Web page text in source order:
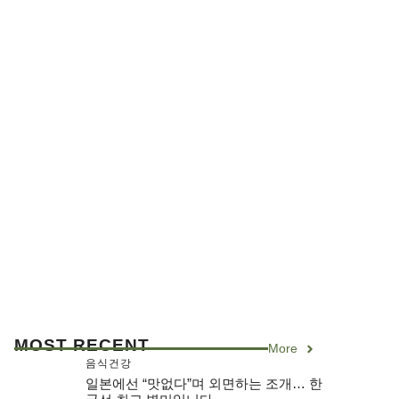
MOST RECENT More
음식건강
일본에선 “맛없다”며 외면하는 조개… 한